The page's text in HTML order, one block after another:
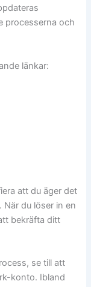
processerna och
länkar:
att du äger det
du löser in en
bekräfta ditt
se till att
konto. Ibland